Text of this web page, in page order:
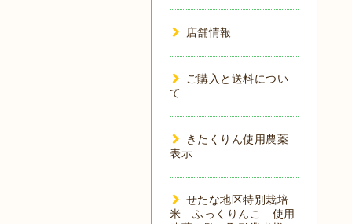
店舗情報
ご購入と送料につい
て
きたくりん使用農薬
表示
せたな地区特別栽培
米 ふっくりんこ 使用